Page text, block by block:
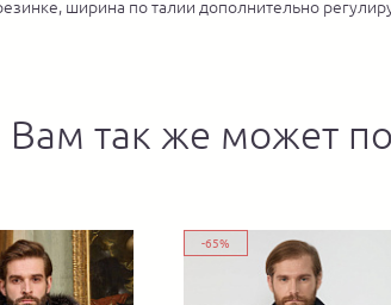
ширина по талии дополнительно
Вам так же может
-65%